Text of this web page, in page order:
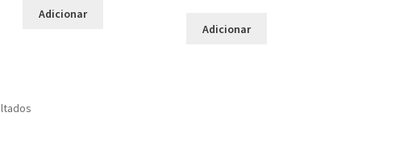
Adicionar
Adicionar